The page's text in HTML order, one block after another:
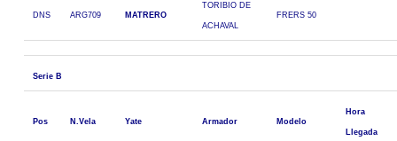
DNS ARG709 MATRERO
TORIBIO DE
ACHAVAL
FRERS 50
Serie B
Pos N.Vela Yate Armador Modelo
Hora
Llegada